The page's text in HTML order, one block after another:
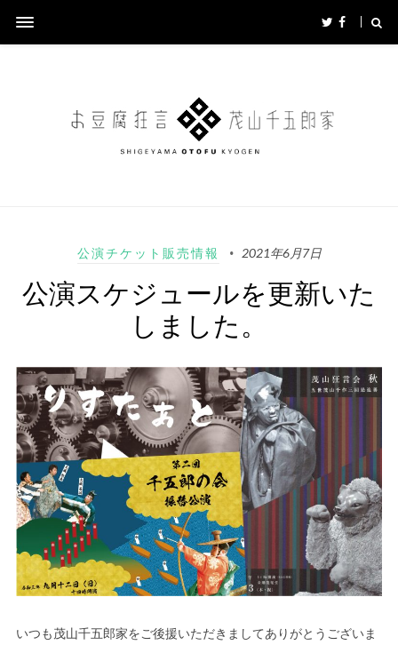
公演チケット販売情報 2021年6月7日
公演スケジュールを更新いた
しました。
いつも茂山千五郎家をご後援いただきましてありがとうございま